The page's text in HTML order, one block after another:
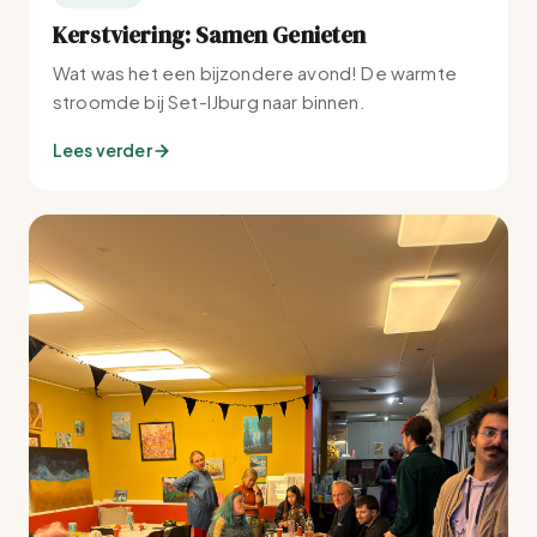
Kerstviering: Samen Genieten
Wat was het een bijzondere avond! De warmte
stroomde bij Set-IJburg naar binnen.
Lees verder